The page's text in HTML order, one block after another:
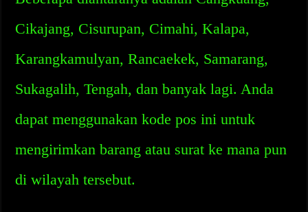
Cikajang, Cisurupan, Cimahi, Kalapa,
Karangkamulyan, Rancaekek, Samarang,
Sukagalih, Tengah, dan banyak lagi. Anda
dapat menggunakan kode pos ini untuk
mengirimkan barang atau surat ke mana pun
di wilayah tersebut.